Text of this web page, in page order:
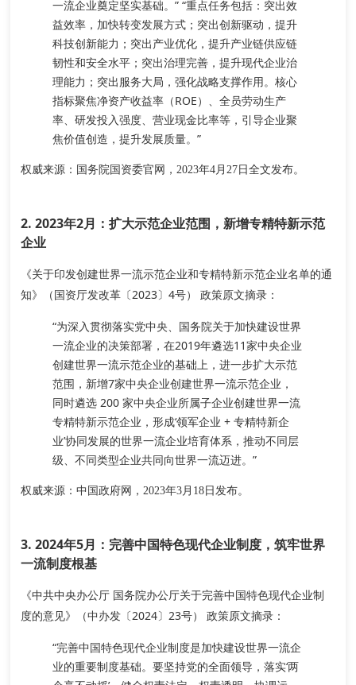
一流企业奠定坚实基础。” “重点任务包括：突出效
益效率，加快转变发展方式；突出创新驱动，提升
科技创新能力；突出产业优化，提升产业链供应链
韧性和安全水平；突出治理完善，提升现代企业治
理能力；突出服务大局，强化战略支撑作用。核心
指标聚焦净资产收益率（ROE）、全员劳动生产
率、研发投入强度、营业现金比率等，引导企业聚
焦价值创造，提升发展质量。”
权威来源 ：国务院国资委官网，2023年4月27日全文发布。
2. 2023年2月：扩大示范企业范围，新增专精特新示范
企业
《关于印发创建世界一流示范企业和专精特新示范企业名单的通
知》（国资厅发改革〔2023〕4号）
政策原文摘录 ：
“为深入贯彻落实党中央、国务院关于加快建设世界
一流企业的决策部署，在2019年遴选11家中央企业
创建世界一流示范企业的基础上，进一步扩大示范
范围， 新增7家中央企业创建世界一流示范企业，
同时遴选 200 家中央企业所属子企业创建世界一流
专精特新示范企业 ，形成‘领军企业 + 专精特新企
业’协同发展的世界一流企业培育体系，推动不同层
级、不同类型企业共同向世界一流迈进。”
权威来源 ：中国政府网，2023年3月18日发布。
3. 2024年5月：完善中国特色现代企业制度，筑牢世界
一流制度根基
《中共中央办公厅 国务院办公厅关于完善中国特色现代企业制
度的意见》（中办发〔2024〕23号）
政策原文摘录 ：
“完善中国特色现代企业制度是加快建设世界一流企
业的重要制度基础。要坚持党的全面领导，落实‘两